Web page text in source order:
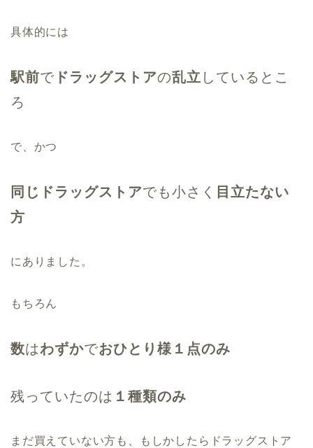
具体的には
駅前で ドラッグストアの乱立 しているとこ
ろ
で、かつ
同じドラッグストアでも小さく 目立たない
方
にありました。
もちろん
数はわずかでおひとり様１点のみ
残っていたのは １種類のみ
まだ買えていない方も、もしかしたらドラッグストア